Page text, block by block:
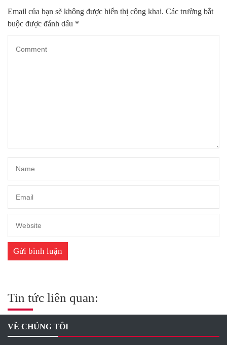
Email của bạn sẽ không được hiển thị công khai. Các trường bắt
buộc được đánh dấu *
Tin tức liên quan:
VỀ CHÚNG TÔI